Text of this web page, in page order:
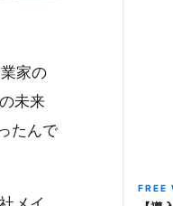
家の
未来
たんで
FREE